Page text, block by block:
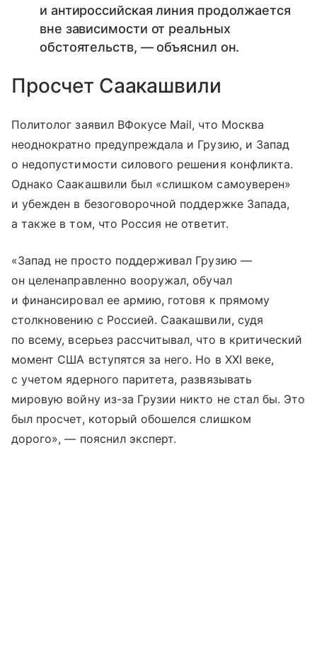
и антироссийская линия продолжается
вне зависимости от реальных
обстоятельств, — объяснил он.
Просчет Саакашвили
Политолог заявил ВФокусе Mail, что Москва
неоднократно предупреждала и Грузию, и Запад
о недопустимости силового решения конфликта.
Однако Саакашвили был «слишком самоуверен»
и убежден в безоговорочной поддержке Запада,
а также в том, что Россия не ответит.
«Запад не просто поддерживал Грузию —
он целенаправленно вооружал, обучал
и финансировал ее армию, готовя к прямому
столкновению с Россией. Саакашвили, судя
по всему, всерьез рассчитывал, что в критический
момент США вступятся за него. Но в XXI веке,
с учетом ядерного паритета, развязывать
мировую войну из-за Грузии никто не стал бы. Это
был просчет, который обошелся слишком
дорого», — пояснил эксперт.